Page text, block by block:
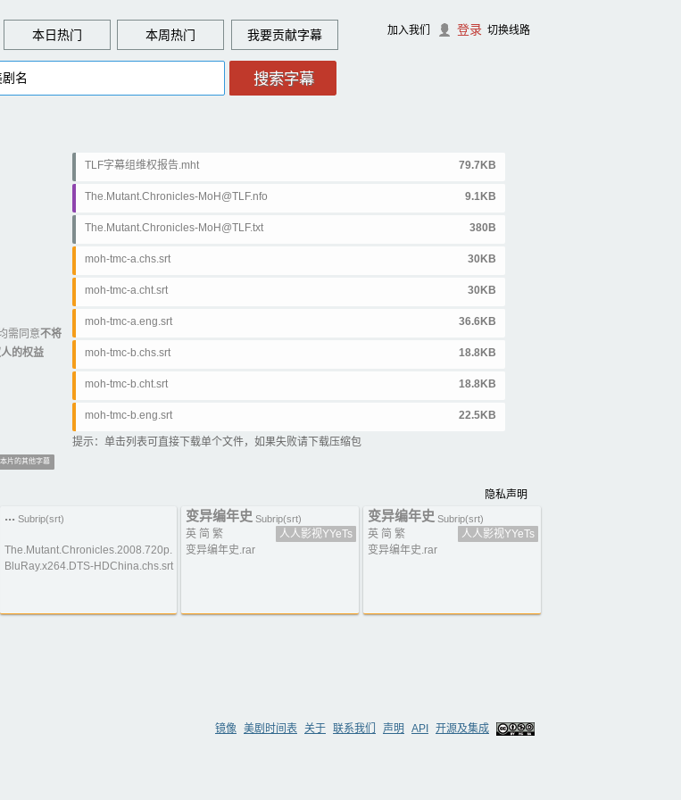
本日热门 本周热门 贡献字幕 加入我们 登录 切换线路
需同意不将
的权益
TLF字幕组维权报告.mht 79.7KB
The.Mutant.Chronicles-MoH@TLF.nfo 9.1KB
The.Mutant.Chronicles-MoH@TLF.txt 380B
moh-tmc-a.chs.srt 30KB
moh-tmc-a.cht.srt 30KB
moh-tmc-a.eng.srt 36.6KB
moh-tmc-b.chs.srt 18.8KB
moh-tmc-b.cht.srt 18.8KB
moh-tmc-b.eng.srt 22.5KB
提示：单击列表可直接下载单个文件，如果失败请下载压缩包
片的其他字幕
隐私声明
... Subrip(srt)
The.Mutant.Chronicles.2008.720p.
BluRay.x264.DTS-HDChina.chs.srt
变异编年史 Subrip(srt)
英 简 繁
人人影视YYeTs
变异编年史.rar
变异编年史 Subrip(srt)
英 简 繁
人人影视YYeTs
变异编年史.rar
镜像 美剧时间表 关于 联系我们 声明 API 开源及集成